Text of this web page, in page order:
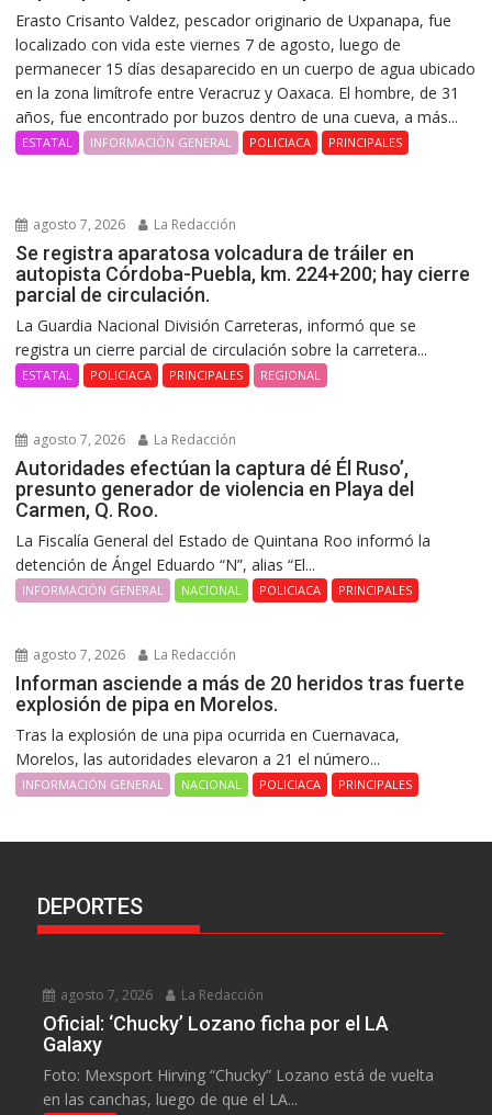
Erasto Crisanto Valdez, pescador originario de Uxpanapa, fue
localizado con vida este viernes 7 de agosto, luego de
permanecer 15 días desaparecido en un cuerpo de agua ubicado
en la zona limítrofe entre Veracruz y Oaxaca. El hombre, de 31
años, fue encontrado por buzos dentro de una cueva, a más...
ESTATAL INFORMACIÓN GENERAL POLICIACA PRINCIPALES
agosto 7, 2026 La Redacción
Se registra aparatosa volcadura de tráiler en
autopista Córdoba-Puebla, km. 224+200; hay cierre
parcial de circulación.
La Guardia Nacional División Carreteras, informó que se
registra un cierre parcial de circulación sobre la carretera...
ESTATAL POLICIACA PRINCIPALES REGIONAL
agosto 7, 2026 La Redacción
Autoridades efectúan la captura dé Él Ruso’,
presunto generador de violencia en Playa del
Carmen, Q. Roo.
La Fiscalía General del Estado de Quintana Roo informó la
detención de Ángel Eduardo “N”, alias “El...
INFORMACIÓN GENERAL NACIONAL POLICIACA PRINCIPALES
agosto 7, 2026 La Redacción
Informan asciende a más de 20 heridos tras fuerte
explosión de pipa en Morelos.
Tras la explosión de una pipa ocurrida en Cuernavaca,
Morelos, las autoridades elevaron a 21 el número...
INFORMACIÓN GENERAL NACIONAL POLICIACA PRINCIPALES
DEPORTES
agosto 7, 2026 La Redacción
Oficial: ‘Chucky’ Lozano ficha por el LA
Galaxy
Foto: Mexsport Hirving “Chucky” Lozano está de vuelta
en las canchas, luego de que el LA...